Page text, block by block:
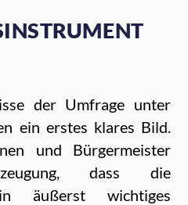
der Umfrage unter
ein erstes klares Bild.
und Bürgermeister
dass die
äußerst wichtiges